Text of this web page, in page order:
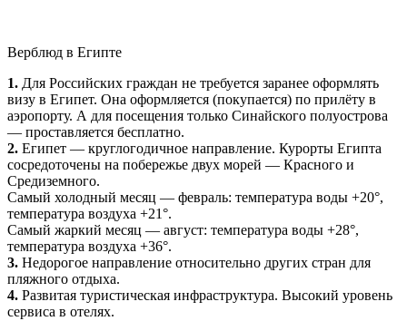
Верблюд в Египте
1. Для Российских граждан не требуется заранее оформлять
визу в Египет. Она оформляется (покупается) по прилёту в
аэропорту. А для посещения только Синайского полуострова
— проставляется бесплатно.
2. Египет — круглогодичное направление. Курорты Египта
сосредоточены на побережье двух морей — Красного и
Средиземного.
Самый холодный месяц — февраль: температура воды +20°,
температура воздуха +21°.
Самый жаркий месяц — август: температура воды +28°,
температура воздуха +36°.
3. Недорогое направление относительно других стран для
пляжного отдыха.
4. Развитая туристическая инфраструктура. Высокий уровень
сервиса в отелях.